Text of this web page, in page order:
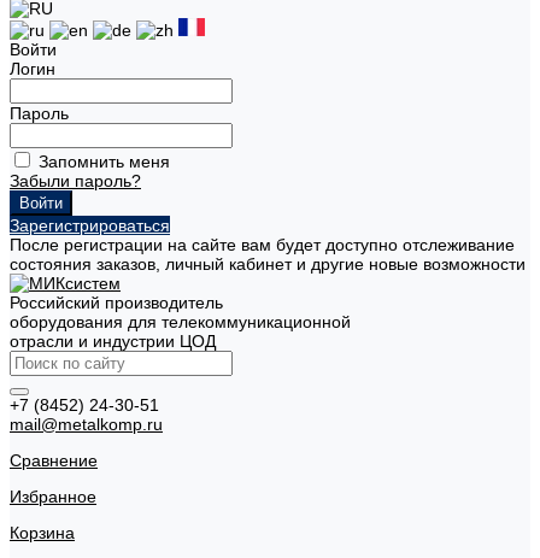
Войти
Логин
Пароль
Запомнить меня
Забыли пароль?
Зарегистрироваться
После регистрации на сайте вам будет доступно отслеживание
состояния заказов, личный кабинет и другие новые возможности
Российский производитель
оборудования для телекоммуникационной
отрасли и индустрии ЦОД
+7 (8452) 24-30-51
mail@metalkomp.ru
Сравнение
Избранное
Корзина